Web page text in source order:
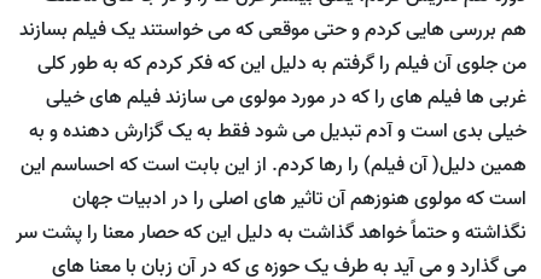
هم بررسی هایی کردم و حتی موقعی که می خواستند یک فیلم بسازند
من جلوی آن فیلم را گرفتم به دلیل این که فکر کردم که به طور کلی
غربی ها فیلم های را که در مورد مولوی می سازند فیلم های خیلی
خیلی بدی است و آدم تبدیل می شود فقط به یک گزارش دهنده و به
همین دلیل( آن فیلم) را رها کردم. از این بابت است که احساسم این
است که مولوی هنوزهم آن تاثیر های اصلی را در ادبیات جهان
نگذاشته و حتماً خواهد گذاشت به دلیل این که حصار معنا را پشت سر
می گذارد و می آید به طرف یک حوزه ی که در آن زبان با معنا های